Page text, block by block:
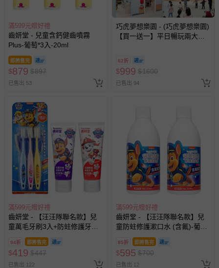
滿599元贈好禮
齒妍堂 - 兒童含鈣健齒噴霧
Plus-葡萄*3入-20ml
即將售完
$879 $897
已售出 53
巧虎夢想樂園 - (巧虎夢想樂園)
【買一送一】平日暢玩兩大一
2026/10/16 正券逾期視同現金
券使用
62折
$999 $1600
已售出 94
滿599元贈好禮
齒妍堂 - 【汪汪隊聯名款】兒
童萬毛牙刷3入+防蛀修護牙膏
(草莓*1+葡萄*1)-含氟量約為
1200ppm)
94折 即將售完
$419 $447
已售出 122
滿599元贈好禮
齒妍堂 - 【汪汪隊聯名款】兒
童防蛀修護漱口水 (含氟)-葡萄
85折 即將售完
$595 $700
已售出 12